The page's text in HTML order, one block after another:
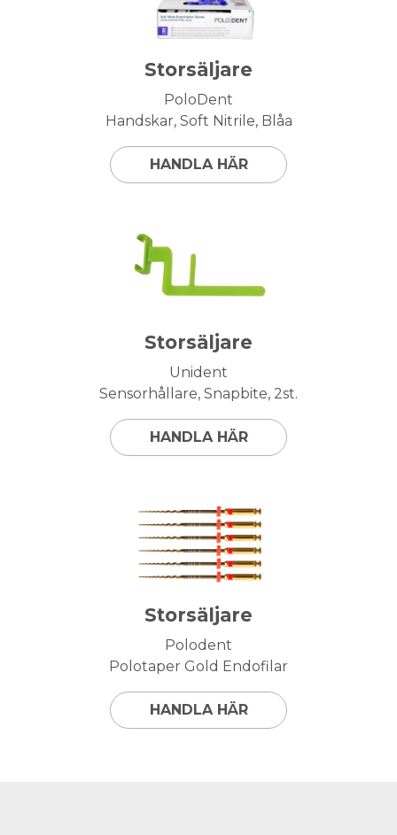
Storsäljare
PoloDent
Handskar, Soft Nitrile, Blåa
HANDLA HÄR
Storsäljare
Unident
Sensorhållare, Snapbite, 2st.
HANDLA HÄR
Storsäljare
Polodent
Polotaper Gold Endofilar
HANDLA HÄR